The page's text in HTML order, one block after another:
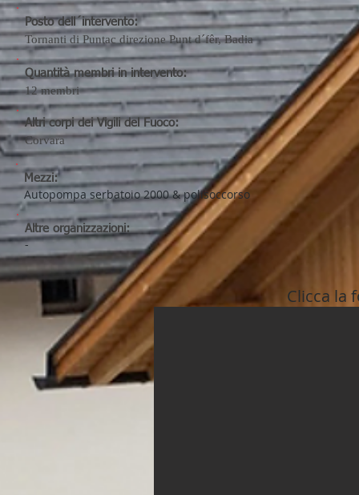
Posto dell´intervento:
Tornanti di Puntac direzione Punt d´fêr, Badia
Quantità membri in intervento:
12 membri
Altri corpi dei Vigili del Fuoco:
Corvara
Mezzi:
Autopompa serbatoio 2000 & polisoccorso
Altre organizzazioni:
-
Clicca la